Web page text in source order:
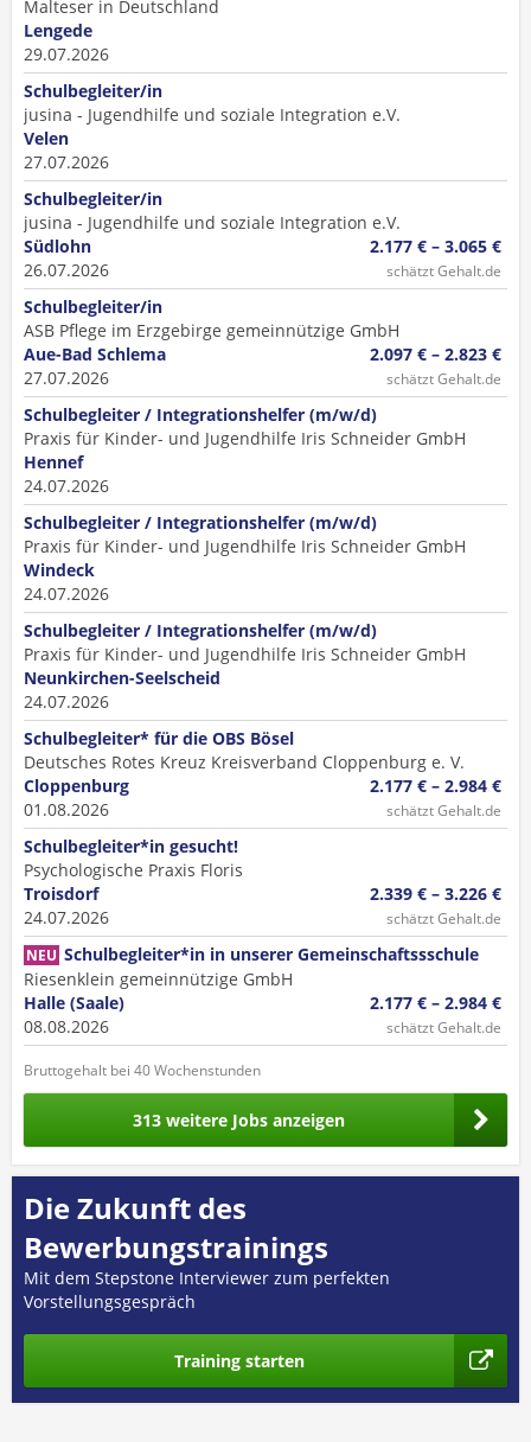
Malteser in Deutschland
Lengede
29.07.2026
Schulbegleiter/in
jusina - Jugendhilfe und soziale Integration e.V.
Velen
27.07.2026
Schulbegleiter/in
jusina - Jugendhilfe und soziale Integration e.V.
Südlohn
26.07.2026
2.177 € – 3.065 €
schätzt Gehalt.de
Schulbegleiter/in
ASB Pflege im Erzgebirge gemeinnützige GmbH
Aue-Bad Schlema
27.07.2026
2.097 € – 2.823 €
schätzt Gehalt.de
Schulbegleiter / Integrationshelfer (m/w/d)
Praxis für Kinder- und Jugendhilfe Iris Schneider GmbH
Hennef
24.07.2026
Schulbegleiter / Integrationshelfer (m/w/d)
Praxis für Kinder- und Jugendhilfe Iris Schneider GmbH
Windeck
24.07.2026
Schulbegleiter / Integrationshelfer (m/w/d)
Praxis für Kinder- und Jugendhilfe Iris Schneider GmbH
Neunkirchen-Seelscheid
24.07.2026
Schulbegleiter* für die OBS Bösel
Deutsches Rotes Kreuz Kreisverband Cloppenburg e. V.
Cloppenburg
01.08.2026
2.177 € – 2.984 €
schätzt Gehalt.de
Schulbegleiter*in gesucht!
Psychologische Praxis Floris
Troisdorf
24.07.2026
2.339 € – 3.226 €
schätzt Gehalt.de
NEU Schulbegleiter*in in unserer Gemeinschaftssschule
Riesenklein gemeinnützige GmbH
Halle (Saale)
08.08.2026
2.177 € – 2.984 €
schätzt Gehalt.de
Bruttogehalt bei 40 Wochenstunden
313 weitere Jobs anzeigen
Die Zukunft des
Bewerbungstrainings
Mit dem Stepstone Interviewer zum perfekten
Vorstellungsgespräch
Training starten